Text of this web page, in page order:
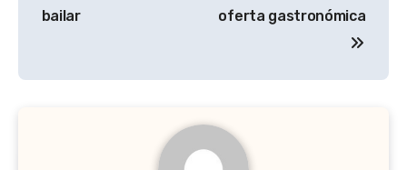
entradas
bailar
oferta gastronómica